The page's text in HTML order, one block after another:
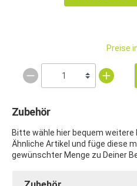
Preise
Zubehör
Bitte wähle hier bequem weitere
Ähnliche Artikel und füge diese
gewünschter Menge zu Deiner